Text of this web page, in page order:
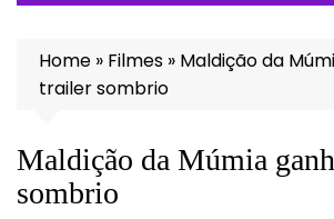
Home » Filmes » Maldição da
trailer sombrio
Maldição da Múmia
sombrio